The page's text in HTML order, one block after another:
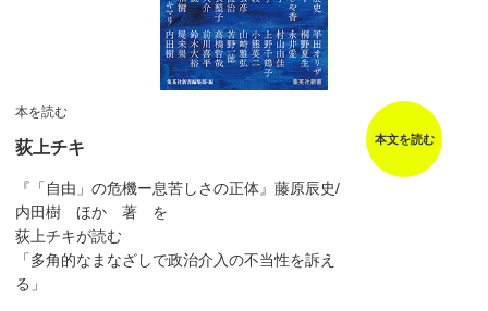
本を読む
荻上チキ
『「自由」の危機ー息苦しさの正体』藤原辰史/
内田樹 ほか 著 を
荻上チキが読む
「多角的なまなざしで政治介入の不当性を訴え
る」
本文を読む